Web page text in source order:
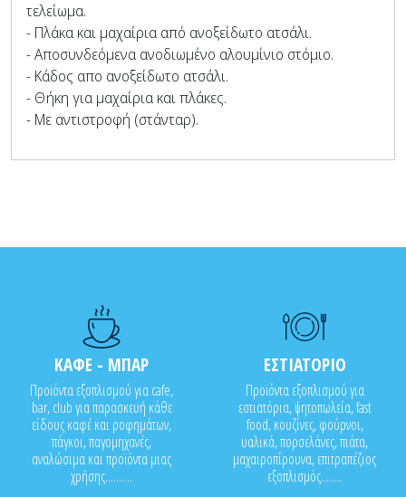
τελείωμα.
- Πλάκα και μαχαίρια από ανοξείδωτο ατσάλι.
- Αποσυνδεόμενα ανοδιωμένο αλουμίνιο στόμιο.
- Κάδος απο ανοξείδωτο ατσάλι.
- Θήκη για μαχαίρια και πλάκες.
- Με αντιστροφή (στάνταρ).
ΚΑΦΕ - ΜΠΑΡ
Προϊόντα εξοπλισμού για cafe,
bar, club για παρασκευή κάθε
είδους καφέ και ροφημάτων,
πάγκοι, παγομηχανές,
αναλώσιμα και προϊόντα μιας
χρήσης..........
ΕΣΤΙΑΤΟΡΙΟ
Προϊόντα εξοπλισμού για
εστιατόρια, ψητοπωλεία, fast
food, κουζίνες, φούρνοι,
υαλικά, πορσελάνες, πιάτα,
μαχαιροπίρουνα, επιτραπέζιος
εξοπλισμός........